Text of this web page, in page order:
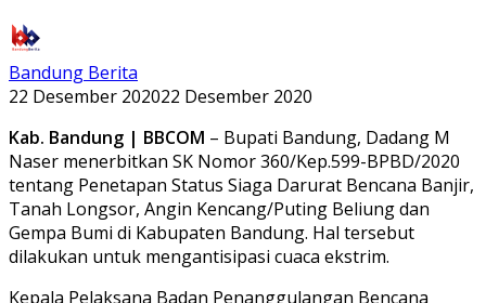
Bandung Berita
22 Desember 202022 Desember 2020
Kab. Bandung | BBCOM – Bupati Bandung, Dadang M
Naser menerbitkan SK Nomor 360/Kep.599-BPBD/2020
tentang Penetapan Status Siaga Darurat Bencana Banjir,
Tanah Longsor, Angin Kencang/Puting Beliung dan
Gempa Bumi di Kabupaten Bandung. Hal tersebut
dilakukan untuk mengantisipasi cuaca ekstrim.
Kepala Pelaksana Badan Penanggulangan Bencana